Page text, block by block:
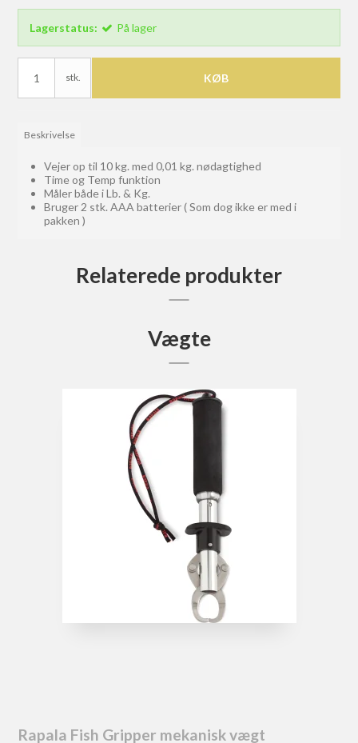
Lagerstatus: På lager
stk. KØB
Beskrivelse
Vejer op til 10 kg. med 0,01 kg. nødagtighed
Time og Temp funktion
Måler både i Lb. & Kg.
Bruger 2 stk. AAA batterier ( Som dog ikke er med i
pakken )
Relaterede produkter
Vægte
Rapala Fish Gripper mekanisk vægt